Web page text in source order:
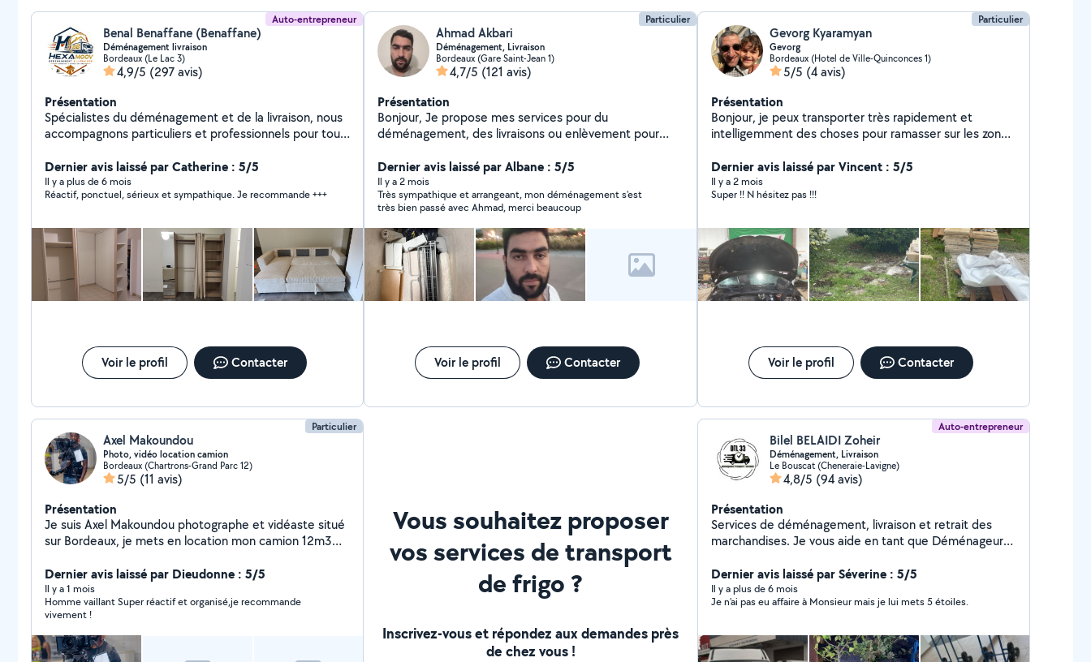
Auto-entrepreneur
Benal Benaffane (Benaffane)
Déménagement livraison
Bordeaux (Le Lac 3)
4,9/5 (297 avis)
Présentation
Spécialistes du déménagement et de la livraison, nous
accompagnons particuliers et professionnels pour tous
Notre mission : vous offrir un déménagement ou
livraison rapide, sécurisé et sans stress. Nous nous
adaptons à chaque situation pour proposer un service
Faites confiance à des professionnels engagés pour un
déménagement ou livraison en toute tranquillité. Votre
déménagement ou livraison, notre priorité.
Dernier avis laissé par Catherine : 5/5
Il y a plus de 6 mois
Réactif, ponctuel, sérieux et sympathique. Je recommande +++
Voir le profil Contacter
Particulier
Ahmad Akbari
Déménagement, Livraison
Bordeaux (Gare Saint-Jean 1)
4,7/5 (121 avis)
Présentation
Bonjour, Je propose mes services pour du
déménagement, des livraisons ou enlèvement pour
Dernier avis laissé par Albane : 5/5
Il y a 2 mois
Très sympathique et arrangeant, mon déménagement s'est
très bien passé avec Ahmad, merci beaucoup
Voir le profil Contacter
Particulier
Gevorg Kyaramyan
Gevorg
Bordeaux (Hotel de Ville-Quinconces 1)
5/5 (4 avis)
Présentation
Bonjour, je peux transporter très rapidement et
intelligemment des choses pour ramasser sur les zones
Dernier avis laissé par Vincent : 5/5
Il y a 2 mois
Super !! N hésitez pas !!!
Voir le profil Contacter
Particulier
Axel Makoundou
Photo, vidéo location camion
Bordeaux (Chartrons-Grand Parc 12)
5/5 (11 avis)
Présentation
Je suis Axel Makoundou photographe et vidéaste situé
sur Bordeaux, je mets en location mon camion 12m3
Dernier avis laissé par Dieudonne : 5/5
Il y a 1 mois
Homme vaillant Super réactif et organisé,je recommande
vivement !
Vous souhaitez proposer
vos services de transport
de frigo ?
Inscrivez-vous et répondez aux demandes près
de chez vous !
Auto-entrepreneur
Bilel BELAIDI Zoheir
Déménagement, Livraison
Le Bouscat (Cheneraie-Lavigne)
4,8/5 (94 avis)
Présentation
Services de déménagement, livraison et retrait des
marchandises. Je vous aide en tant que Déménageur
roues, Sangles, couverture de protection, plateau
roulant et manette d'outils. Ponctuel, Efficace et travail
de qualité. Plus de renseignements n'hésitez pas a me
Dernier avis laissé par Séverine : 5/5
Il y a plus de 6 mois
Je n'ai pas eu affaire à Monsieur mais je lui mets 5 étoiles.